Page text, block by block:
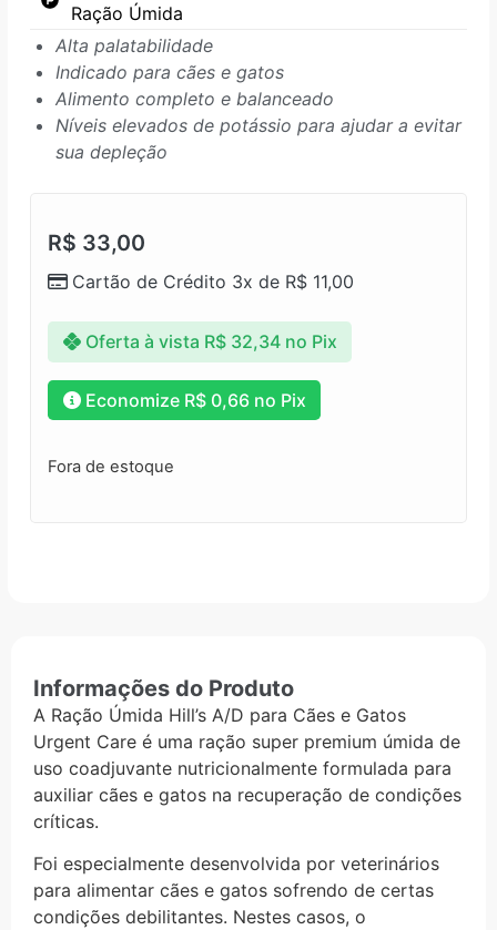
Ração Úmida
Alta palatabilidade
Indicado para cães e gatos
Alimento completo e balanceado
Níveis elevados de potássio para ajudar a evitar
sua depleção
R$ 33,00
Cartão de Crédito 3x de R$ 11,00
Oferta à vista R$32,34 no Pix
Economize R$0,66no Pix
Fora de estoque
Informações do Produto
A Ração Úmida Hill’s A/D para Cães e Gatos
Urgent Care é uma ração super premium úmida de
uso coadjuvante nutricionalmente formulada para
auxiliar cães e gatos na recuperação de condições
críticas.
Foi especialmente desenvolvida por veterinários
para alimentar cães e gatos sofrendo de certas
condições debilitantes. Nestes casos, o